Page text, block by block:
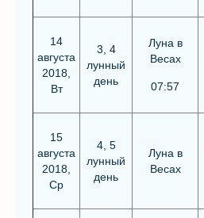
14
августа
2018,
Вт
3, 4
лунный
день
Луна в
Весах
07:57
15
августа
2018,
Ср
4, 5
лунный
день
Луна в
Весах